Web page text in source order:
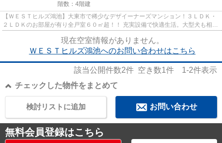
階数：4階建
【ＷＥＳＴヒルズ鴻池】大東市で稀少なデザイーナーズマンション！３ＬＤＫ・
２ＬＤＫのお部屋が有り全戸室６０㎡超！！ 充実設備で快適生活。大型犬も相談
現在空室情報がありません。
ＷＥＳＴヒルズ鴻池へのお問い合わせはこちら
該当公開件数2件 空き数1件 1-2件表示
チェックした物件をまとめて
お問い合わせ
検討リストに追加
無料会員登録はこちら